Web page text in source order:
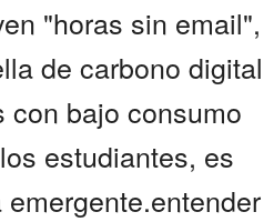
"horas sin email",
de carbono digital
con bajo consumo
estudiantes, es